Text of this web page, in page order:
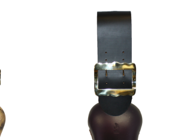
Zur Wunschliste hinzufügen
Zur Vergleichsliste hinzufügen
Schnellansicht